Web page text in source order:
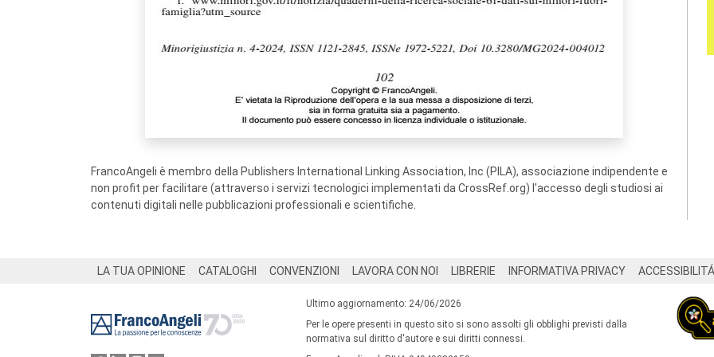
FrancoAngeli è membro della Publishers International Linking Association, Inc (PILA), associazione indipendente e
non profit per facilitare (attraverso i servizi tecnologici implementati da CrossRef.org) l’accesso degli studiosi ai
contenuti digitali nelle pubblicazioni professionali e scientifiche.
LA TUA OPINIONE CATALOGHI CONVENZIONI LAVORA CON NOI LIBRERIE INFORMATIVA PRIVACY ACCESSIBILITÁ
Ultimo aggiornamento: 24/06/2026
Per le opere presenti in questo sito si sono assolti gli obblighi previsti dalla
normativa sul diritto d'autore e sui diritti connessi.